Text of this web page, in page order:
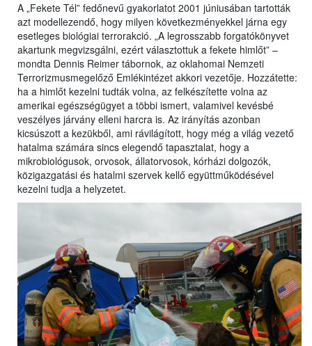
A „Fekete Tél” fedőnevű gyakorlatot 2001 júniusában tartották
azt modellezendő, hogy milyen következményekkel járna egy
esetleges biológiai terrorakció. „A legrosszabb forgatókönyvet
akartunk megvizsgálni, ezért választottuk a fekete himlőt” –
mondta Dennis Reimer tábornok, az oklahomai Nemzeti
Terrorizmusmegelőző Emlékintézet akkori vezetője. Hozzátette:
ha a himlőt kezelni tudták volna, az felkészítette volna az
amerikai egészségügyet a többi ismert, valamivel kevésbé
veszélyes járvány elleni harcra is. Az irányítás azonban
kicsúszott a kezükből, ami rávilágított, hogy még a világ vezető
hatalma számára sincs elegendő tapasztalat, hogy a
mikrobiológusok, orvosok, állatorvosok, kórházi dolgozók,
közigazgatási és hatalmi szervek kellő együttműködésével
kezelni tudja a helyzetet.